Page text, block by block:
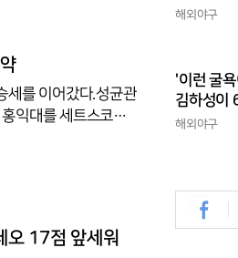
있으며, 현재 흐름
세를 이어갔다.성균관
익대를 세트스코어
력을 바탕으로 공격
3세트에서도 경기
오 17점 앞세워
최다 5연패
해외야구
'이런 굴
김하성이
수라니...
해외야구